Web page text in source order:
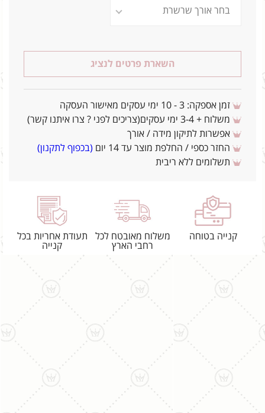
השארת פרטים לנציג
זמן אספקה: 3 - 10 ימי עסקים מאישור העסקה
משלוח + 3-4 ימי עסקים(צריכים לפני ? צרו איתנו קשר)
אפשרות לתיקון מידה / אורך
החזר כספי / החלפת מוצר עד 14 יום
(בכפוף לתקנון)
תשלומים ללא ריבית
קנייה בטוחה
משלוח מאובטח לכל
רחבי הארץ
תעודת אחריות בכל
קנייה